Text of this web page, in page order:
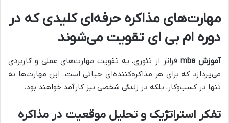
مهارت‌های مذاکره حرفه‌ای کلیدی که در
دوره ام بی ای تقویت می‌شوند
آموزش mba
فراتر از تئوری، به تقویت مهارت‌های عملی و کاربردی
می‌پردازد که برای هر مذاکره‌کننده‌ای حیاتی است. این مهارت‌ها نه
تنها در کسب‌وکار، بلکه در زندگی شخصی نیز کارآمد خواهند بود.
تفکر استراتژیک و تحلیل موقعیت در مذاکره